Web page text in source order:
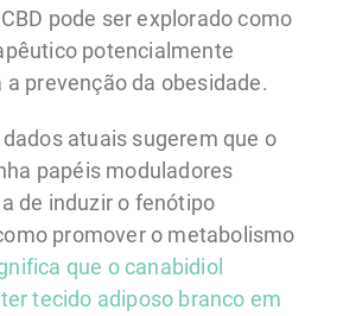
pode ser explorado como
potencialmente
a prevenção da obesidade.
atuais sugerem que o
papéis moduladores
de induzir o fenótipo
promover o metabolismo
que o canabidiol
tecido adiposo branco em